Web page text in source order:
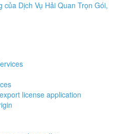
license application